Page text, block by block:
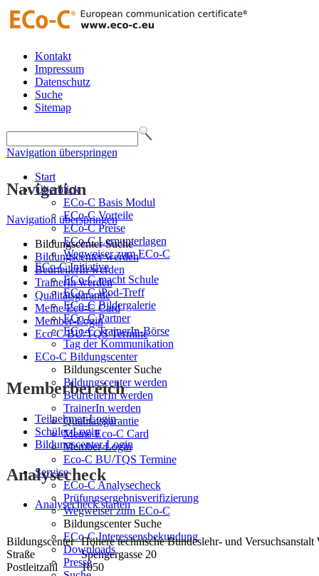
Kontakt
Impressum
Datenschutz
Suche
Sitemap
Navigation überspringen
Start
Überblick
ECo-C Basis Modul
ECo-C Vorteile
ECo-C Preise
ECo-C Lernunterlagen
Wegweiser zum ECo-C
ECo-C Initiative
ECo-C macht Schule
ECo-C iPod-Treff
ECo-C Bildergalerie
ECo-C Partner
ECo-C TrainerIn-Börse
Tag der Kommunikation
ECo-C Bildungscenter
Bildungscenter Suche
Bildungscenter werden
BeurteilerIn werden
TrainerIn werden
Qualitätsgarantie
Meine Eco-C Card
Member-Login
Eco-C BU/TQS Termine
Service
ECo-C Analysecheck
Prüfungsergebnisverifizierung
Wegweiser zum ECo-C
Bildungscenter Suche
ECo-C Interessensbekundung
Downloads
Presse
Navigation
Navigation überspringen
Bildungscenter Suche
Bildungscenter werden
BeurteilerIn werden
TrainerIn werden
Qualitätsgarantie
Meine Eco-C Card
Member-Login
Eco-C BU/TQS Termine
Memberbereich
Teilnehmer-Login
Schüler-Login
Bildungscenter-Login
Analysecheck
Analysecheck starten
Bildungscenter Höhere technische Bundeslehr- und Versuchsanstalt
Straße
Spengergasse 20
Postleitzahl
1050